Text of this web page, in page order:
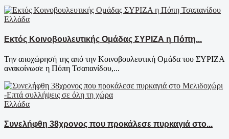
Ελλάδα
Εκτός Κοινοβουλευτικής Ομάδας ΣΥΡΙΖΑ η Πόπη...
Την αποχώρησή της από την Κοινοβουλευτική Ομάδα του ΣΥΡΙΖΑ
ανακοίνωσε η Πόπη Τσαπανίδου,...
Ελλάδα
Συνελήφθη 38χρονος που προκάλεσε πυρκαγιά στο...